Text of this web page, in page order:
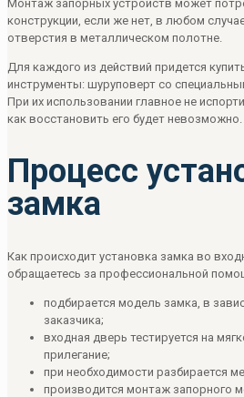
Монтаж запорных устройств может
конструкции, если же нет, в любом
отверстия в металлическом полотне.
Для каждого из действий придется
инструменты: шуруповерт со
При их использовании главное не
как восстановить его будет невозможно.
Процесс
замка
Как происходит установка замка во
обращаетесь за профессиональной
подбирается модель замка, в
заказчика;
входная дверь тестируется на
прилегание;
при необходимости разбирается
производится монтаж запорного